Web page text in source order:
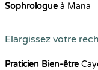
Sophrologue à Mana
Elargissez votre
Praticien Bien-être